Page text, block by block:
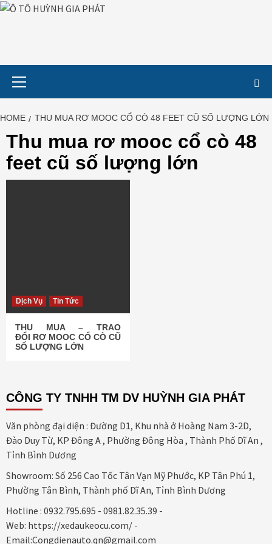
HOME THU MUA RƠ MOOC CỔ CÒ 48 FEET CŨ SỐ LƯỢNG LỚN
Thu mua rơ mooc cổ cò 48
feet cũ số lượng lớn
Dịch Vụ Tin Tức
THU MUA – TRAO
ĐỔI RƠ MOOC CỔ CÒ CŨ
SỐ LƯỢNG LỚN
CÔNG TY TNHH TM DV HUỲNH GIA PHÁT
Văn phòng đại diện : Đường D1, Khu nhà ở Hoàng Nam 3-2D,
Đào Duy Từ, KP Đông A , Phường Đông Hòa , Thành Phố Dĩ An ,
Tỉnh Bình Dương
Showroom: Số 256 Cao Tốc Tân Vạn Mỹ Phước, KP Tân Phú 1,
Phường Tân Bình, Thành phố Dĩ An, Tỉnh Bình Dương
Hotline : 0932.795.695 - 0981.82.35.39 -
Web: https://xedaukeocu.com/ -
Email:Congdienauto.qn@gmail.com